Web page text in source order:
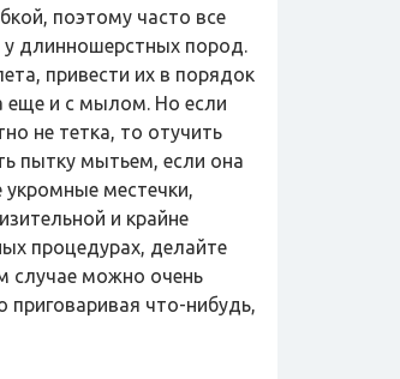
поэтому часто все
длинношерстных пород.
привести их в порядок
еще и с мылом. Но если
не тетка, то отучить
пытку мытьем, если она
местечки,
и крайне
процедурах, делайте
случае можно очень
что-нибудь,